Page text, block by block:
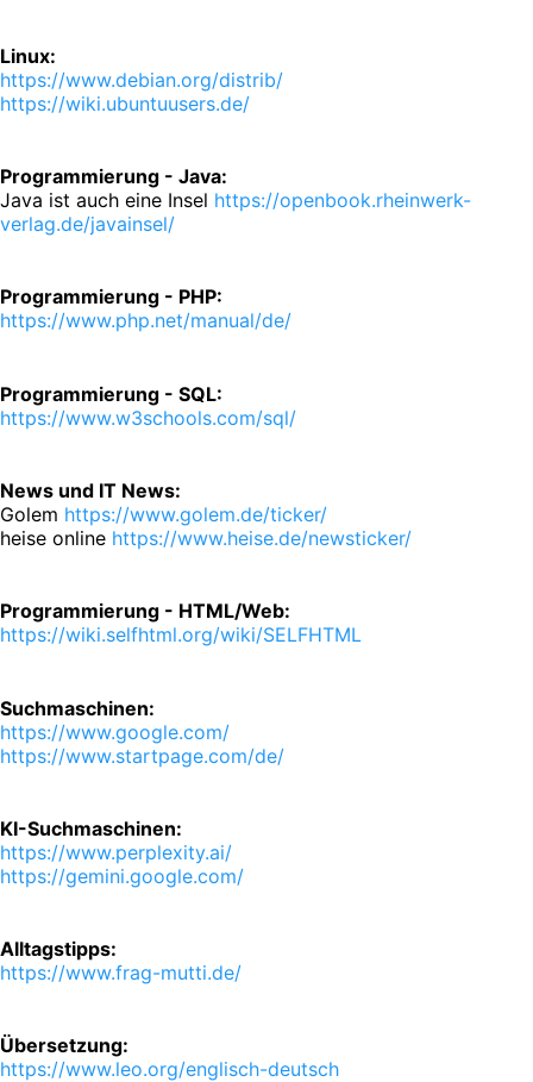
Linux:
https://www.debian.org/distrib/
https://wiki.ubuntuusers.de/
Programmierung - Java:
Java ist auch eine Insel https://openbook.rheinwerk-
verlag.de/javainsel/
Programmierung - PHP:
https://www.php.net/manual/de/
Programmierung - SQL:
https://www.w3schools.com/sql/
News und IT News:
Golem https://www.golem.de/ticker/
heise online https://www.heise.de/newsticker/
Programmierung - HTML/Web:
https://wiki.selfhtml.org/wiki/SELFHTML
Suchmaschinen:
https://www.google.com/
https://www.startpage.com/de/
KI-Suchmaschinen:
https://www.perplexity.ai/
https://gemini.google.com/
Alltagstipps:
https://www.frag-mutti.de/
Übersetzung:
https://www.leo.org/englisch-deutsch